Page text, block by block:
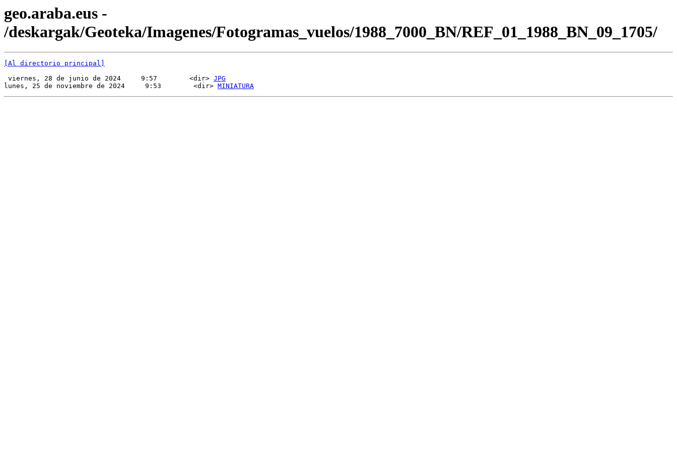
geo.araba.eus -
/deskargak/Geoteka/Imagenes/Fotogramas_vuelos/1988_7000_BN/REF_01_1988_BN_09_1705/
[Al directorio principal]
viernes, 28 de junio de 2024     9:57        <dir> JPG
lunes, 25 de noviembre de 2024     9:53        <dir> MINIATURA